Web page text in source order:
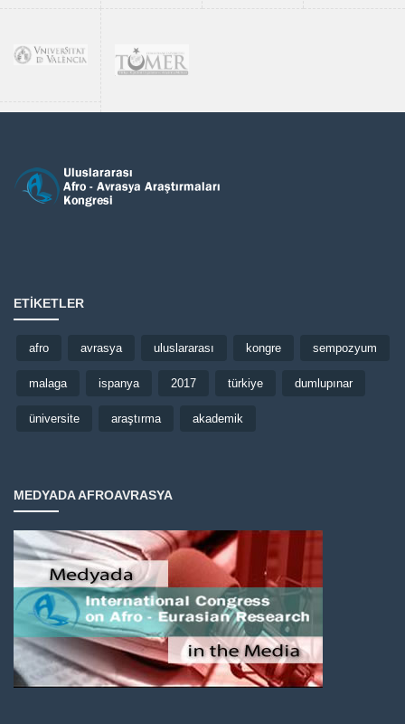
ETIKETLER
afro avrasya uluslararası kongre sempozyum
malaga ispanya 2017 türkiye dumlupınar
üniversite araştırma akademik
MEDYADA AFROAVRASYA